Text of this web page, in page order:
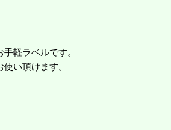
軽ラベルです。
い頂けます。